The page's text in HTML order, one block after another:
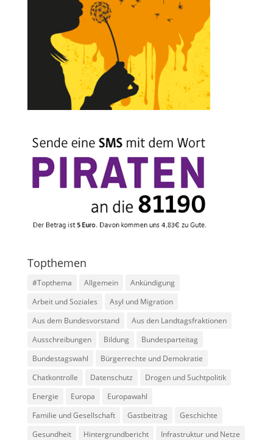
Topthemen
#Topthema Allgemein
Ankündigung
Arbeit und Soziales
Asyl und Migration
Aus dem Bundesvorstand
Aus den Landtagsfraktionen
Ausschreibungen
Bildung
Bundesparteitag
Bundestagswahl
Bürgerrechte und Demokratie
Chatkontrolle
Datenschutz
Drogen und Suchtpolitik
Energie
Europa
Europawahl
Familie und Gesellschaft
Gastbeitrag
Geschichte
Gesundheit
Hintergrundbericht
Infrastruktur und Netze